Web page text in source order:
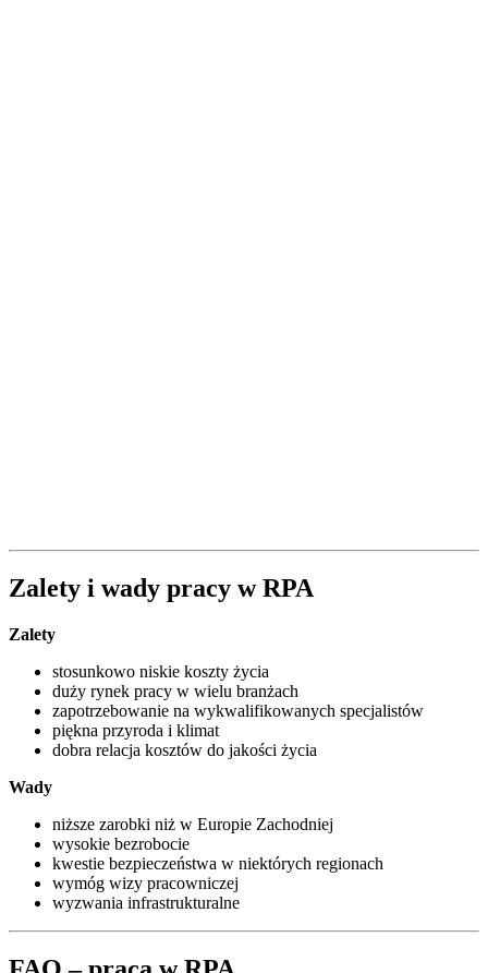
Zalety i wady pracy w RPA
Zalety
stosunkowo niskie koszty życia
duży rynek pracy w wielu branżach
zapotrzebowanie na wykwalifikowanych specjalistów
piękna przyroda i klimat
dobra relacja kosztów do jakości życia
Wady
niższe zarobki niż w Europie Zachodniej
wysokie bezrobocie
kwestie bezpieczeństwa w niektórych regionach
wymóg wizy pracowniczej
wyzwania infrastrukturalne